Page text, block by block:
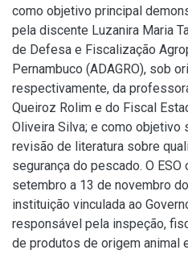
como objetivo principal
pela discente Luzanira Maria
de Defesa e Fiscalização
Pernambuco (ADAGRO), sob
respectivamente, da
Queiroz Rolim e do Fiscal
Oliveira Silva; e como objetivo
revisão de literatura sobre
segurança do pescado. O
setembro a 13 de novembro
instituição vinculada ao
responsável pela inspeção,
de produtos de origem animal